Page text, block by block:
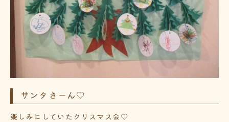
サンタさーん♡
楽しみにしていたクリスマス会♡